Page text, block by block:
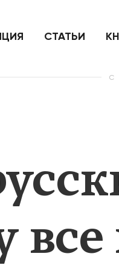
СТАТЬИ